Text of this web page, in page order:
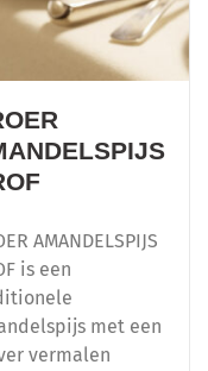
AMANDELSPIJS
is een
met een
vermalen